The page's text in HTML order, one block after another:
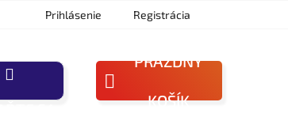
Prihlásenie Registrácia
NÁKUPNÝ
PRÁZDNY
KOŠÍK